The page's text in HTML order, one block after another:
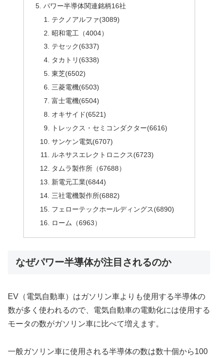
パワー半導体関連銘柄16社
テクノアルファ(3089)
昭和電工（4004）
テセック(6337)
タカトリ(6338)
東芝(6502)
三菱電機(6503)
富士電機(6504)
オキサイド(6521)
トレックス・セミコンダクター(6616)
サンケン電気(6707)
ルネサスエレクトロニクス(6723)
タムラ製作所（67688）
新電元工業(6844)
三社電機製作所(6882)
フェローテックホールディングス(6890)
ローム（6963）
なぜパワー半導体が注目されるのか
EV（電気自動車）はガソリン車よりも使用する半導体の
数が多く使われるので、電気自動車の電動化には使用する
モータの数がガソリン車に比べて増えます。
一般ガソリン車に使用される半導体の数は数十個から100